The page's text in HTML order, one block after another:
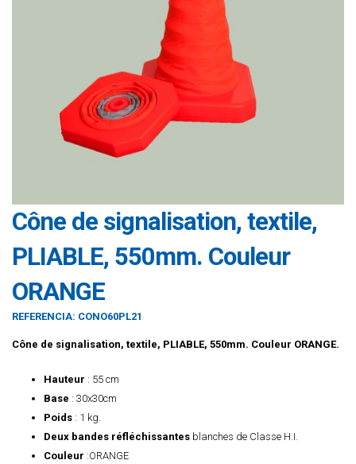
Cône de signalisation, textile,
PLIABLE, 550mm. Couleur
ORANGE
REFERENCIA: CONO60PL21
Cône de signalisation, textile, PLIABLE, 550mm. Couleur ORANGE.
Hauteur : 55 cm
Base : 30x30cm
Poids : 1 kg.
Deux bandes réfléchissantes blanches de Classe H.I.
Couleur :ORANGE